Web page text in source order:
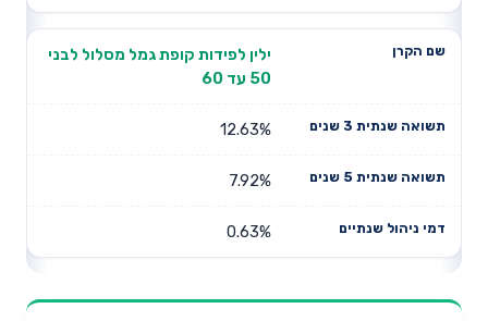
ילין לפידות קופת גמל מסלול לבני
50 עד 60
12.63%
7.92%
0.63%